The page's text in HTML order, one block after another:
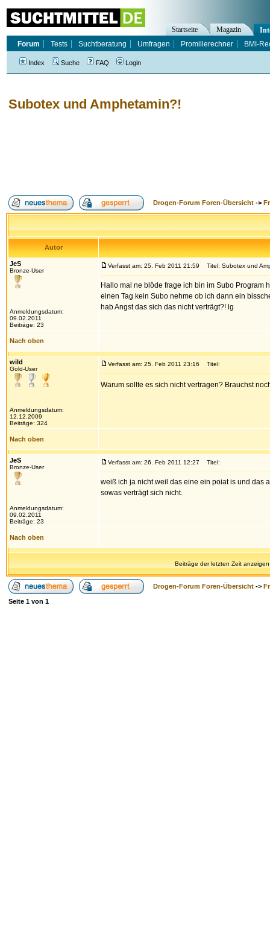
Subotex und Amphetamin?!
Drogen-Forum Foren-Übersicht ->
Autor
JeS
Bronze-User
Anmeldungsdatum:
09.02.2011
Beiträge: 23
Verfasst am: 25. Feb 2011 21:59 Titel: Subotex und
Hallo mal ne blöde frage ich bin im Subo Program
einen Tag kein Subo nehme ob ich dann ein
hab Angst das sich das nicht verträgt?! lg
Nach oben
wild
Gold-User
Anmeldungsdatum:
12.12.2009
Beiträge: 324
Verfasst am: 25. Feb 2011 23:16 Titel:
Warum sollte es sich nicht vertragen? Brauchst
Nach oben
JeS
Bronze-User
Anmeldungsdatum:
09.02.2011
Beiträge: 23
Verfasst am: 26. Feb 2011 12:27 Titel:
weiß ich ja nicht weil das eine ein poiat is und das
sowas verträgt sich nicht.
Nach oben
Beiträge der letzten Zeit
Drogen-Forum Foren-Übersicht ->
Seite 1 von 1
Startseite Magazin
Forum
Tests Suchtberatung Umfragen Promillerechner BMI-
Index Suche FAQ Login